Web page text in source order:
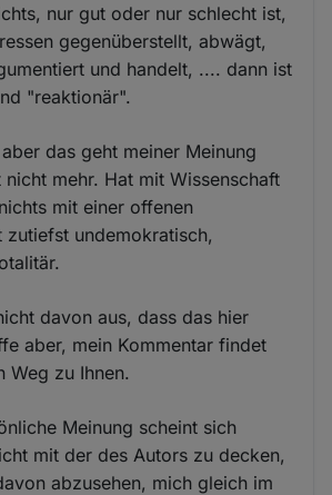
nur gut oder nur schlecht ist,
gegenüberstellt, abwägt,
und handelt, .... dann ist
"reaktionär".
das geht meiner Meinung
nicht mehr. Hat mit Wissenschaft
mit einer offenen
zutiefst undemokratisch,
davon aus, dass das hier
aber, mein Kommentar findet
Weg zu Ihnen.
Meinung scheint sich
mit der des Autors zu decken,
abzusehen, mich gleich im